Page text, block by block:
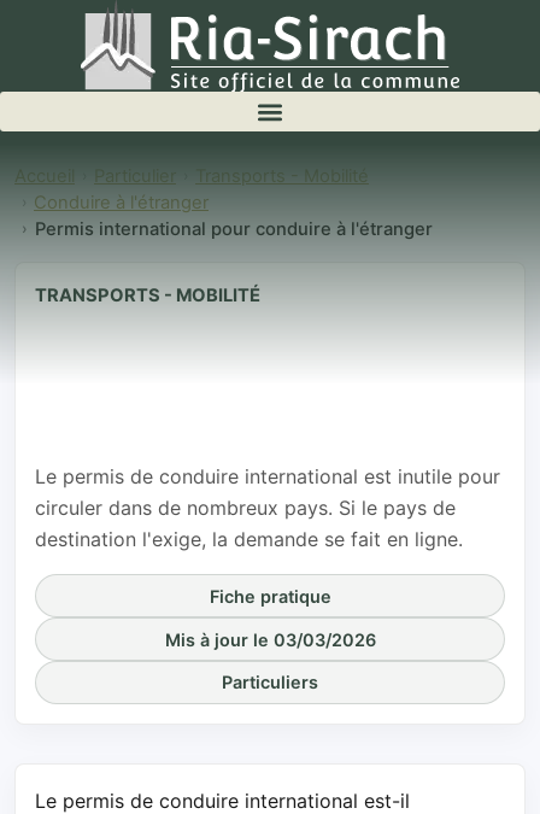
Accueil Particulier
Transports - Mobilité
Conduire à l'étranger
Permis international pour conduire à l'étranger
TRANSPORTS - MOBILITÉ
Permis
international
Le permis de conduire international est inutile pour
circuler dans de nombreux pays. Si le pays de
destination l'exige, la demande se fait en ligne.
Fiche pratique
Mis à jour le 03/03/2026
Particuliers
Le permis de conduire international est-il